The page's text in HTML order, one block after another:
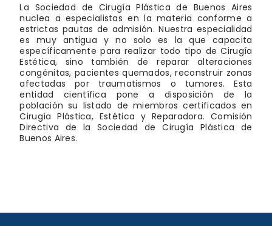
La Sociedad de Cirugía Plástica de Buenos Aires
nuclea a especialistas en la materia conforme a
estrictas pautas de admisión. Nuestra especialidad
es muy antigua y no solo es la que capacita
específicamente para realizar todo tipo de Cirugía
Estética, sino también de reparar alteraciones
congénitas, pacientes quemados, reconstruir zonas
afectadas por traumatismos o tumores. Esta
entidad científica pone a disposición de la
población su listado de miembros certificados en
Cirugía Plástica, Estética y Reparadora. Comisión
Directiva de la Sociedad de Cirugía Plástica de
Buenos Aires.